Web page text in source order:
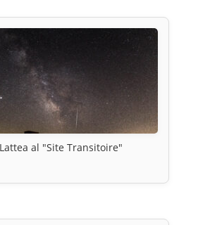
al "Site Transitoire"